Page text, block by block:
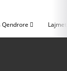
Qendrore